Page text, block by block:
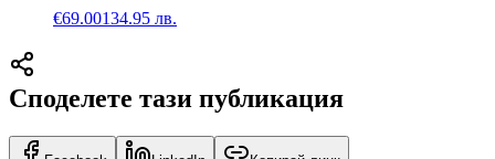
€69.00134.95 лв.
Споделете тази публикация